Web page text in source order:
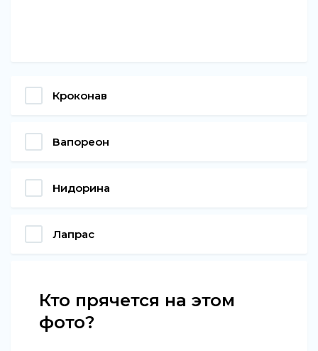
Кроконав
Вапореон
Нидорина
Лапрас
Кто прячется на этом
фото?